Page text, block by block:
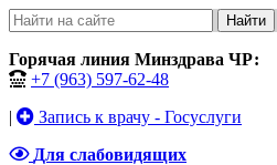
Найти
Горячая линия Минздрава ЧР:
+7 (963) 597-62-48
|
Запись к врачу - Госуслуги
Для слабовидящих